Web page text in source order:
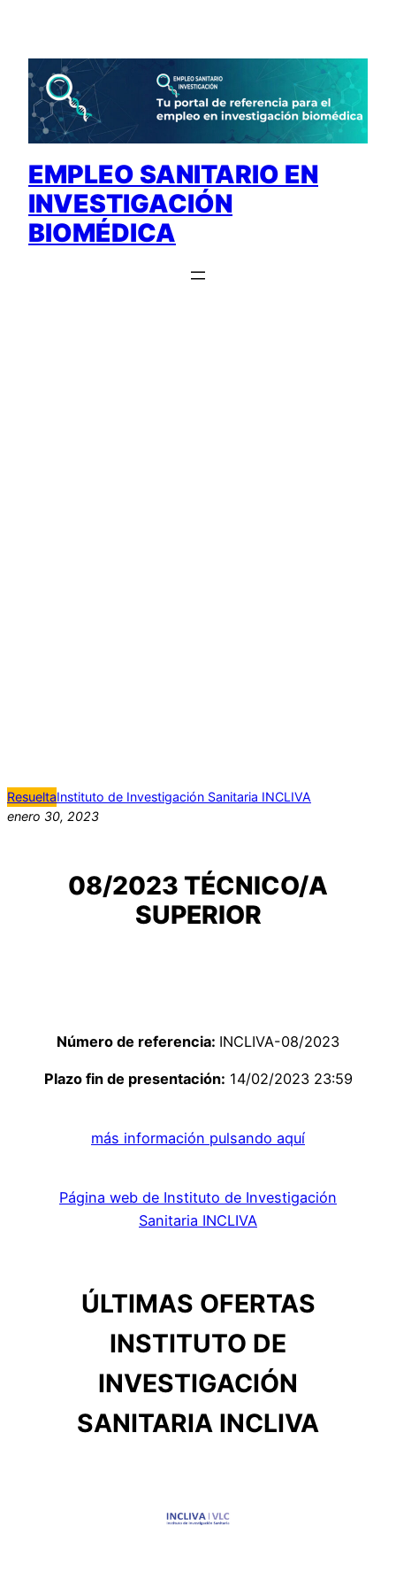
contenido
EMPLEO SANITARIO EN
INVESTIGACIÓN
BIOMÉDICA
ResueltaInstituto de Investigación Sanitaria INCLIVA
enero 30, 2023
08/2023 TÉCNICO/A
SUPERIOR
Número de referencia: INCLIVA-08/2023
Plazo fin de presentación: 14/02/2023 23:59
más información pulsando aquí
Página web de Instituto de Investigación
Sanitaria INCLIVA
ÚLTIMAS OFERTAS
INSTITUTO DE
INVESTIGACIÓN
SANITARIA INCLIVA